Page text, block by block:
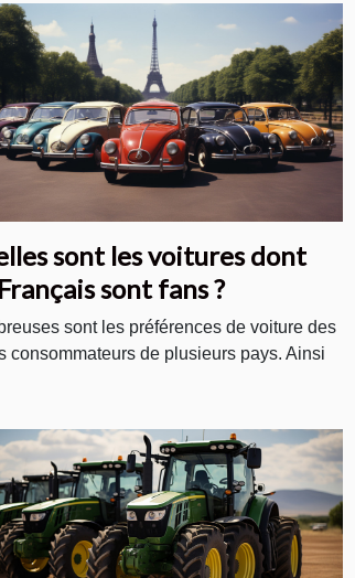
sont les voitures dont
sont fans ?
sont les préférences de voiture des
consommateurs de plusieurs pays. Ainsi